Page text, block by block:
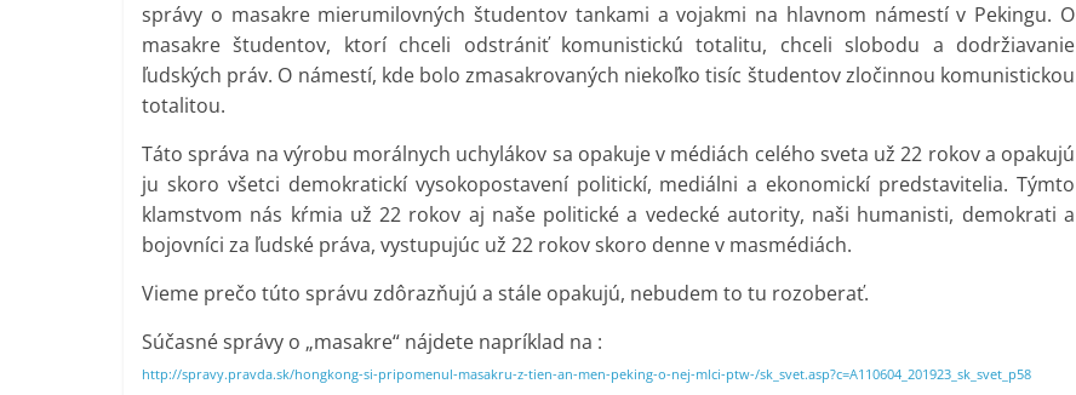
správy o masakre mierumilovných študentov tankami a vojakmi na hlavnom námestí v Pekingu. O
masakre študentov, ktorí chceli odstrániť komunistickú totalitu, chceli slobodu a dodržiavanie
ľudských práv. O námestí, kde bolo zmasakrovaných niekoľko tisíc študentov zločinnou komunistickou
totalitou.
Táto správa na výrobu morálnych uchylákov sa opakuje v médiách celého sveta už 22 rokov a opakujú
ju skoro všetci demokratickí vysokopostavení politickí, mediálni a ekonomickí predstavitelia. Týmto
klamstvom nás kŕmia už 22 rokov aj naše politické a vedecké autority, naši humanisti, demokrati a
bojovníci za ľudské práva, vystupujúc už 22 rokov skoro denne v masmédiách.
Vieme prečo túto správu zdôrazňujú a stále opakujú, nebudem to tu rozoberať.
Súčasné správy o „masakre“ nájdete napríklad na :
http://spravy.pravda.sk/hongkong-si-pripomenul-masakru-z-tien-an-men-peking-o-nej-mlci-ptw-/sk_svet.asp?c=A110604_201923_sk_svet_p58